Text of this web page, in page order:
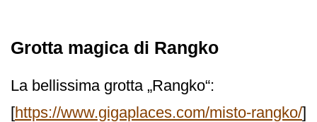
Grotta magica di Rangko
La bellissima grotta „Rangko“:
[https://www.gigaplaces.com/misto-rangko/]